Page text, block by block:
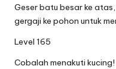
Geser batu besar ke
gergaji ke pohon untuk
Level 165
Cobalah menakuti kucing!